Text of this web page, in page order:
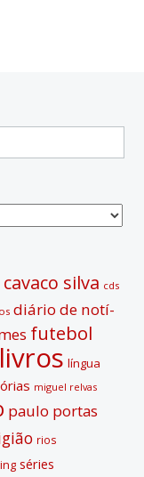
cavaco silva cds
diário de notí­
futebol
livros lí­ngua
miguel relvas
paulo portas
rios
séries